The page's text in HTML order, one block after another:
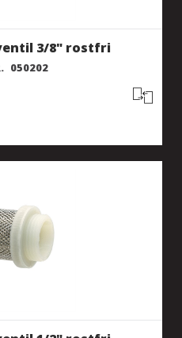
3/8" rostfri
050202